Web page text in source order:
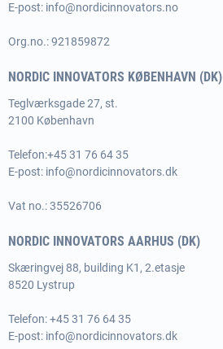
E-post: info@nordicinnovators.no
Org.no.: 921859872
NORDIC INNOVATORS KØBENHAVN (DK)
Teglværksgade 27, st.
2100 København
Telefon:+45 31 76 64 35
E-post: info@nordicinnovators.dk
Vat no.: 35526706
NORDIC INNOVATORS AARHUS (DK)
Skæringvej 88, building K1, 2.etasje
8520 Lystrup
Telefon:+45 31 76 64 35
E-post: info@nordicinnovators.dk